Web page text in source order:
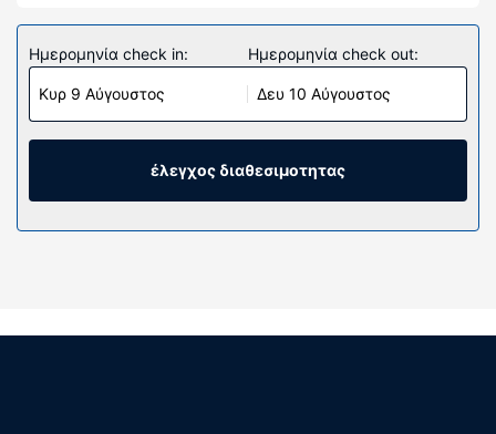
Νιώστε σαν στο σπίτι σας σε ένα από τα 41
κλιματιζόμενα δωμάτια, τα οποία διαθέτουν
τηλεοράσεις LCD. Mπορείτε να είστε πάντα online με
δωρεάν ασύρματη πρόσβαση στο ίντερνετ κι επίσης
παρέχονται για τη διασκέδασή σας δορυφορικά κανάλια.
Τα μπάνια διαθέτουν ντουζιέρες και πιστολάκια
Οι επιπλέον παροχές σε αυτό το ξενοδοχείο
Ημερομηνία check in:
Κυρ 9 Αύγουστος
Ημερομηνία check out:
Δευ 10 Αύγουστος
έλεγχος διαθεσιμοτητας